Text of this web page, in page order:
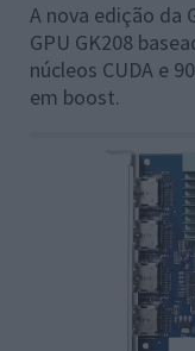
A nova edição da
GPU GK208
núcleos CUDA e
em boost.